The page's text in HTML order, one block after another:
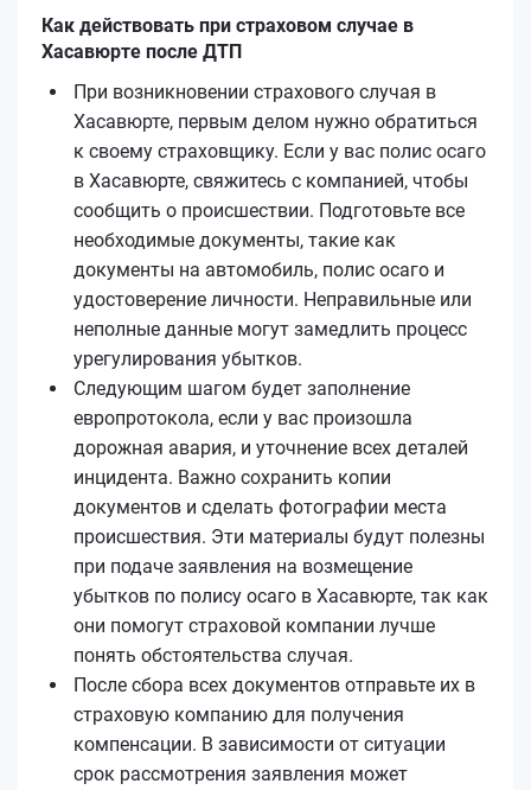
Как действовать при страховом случае в
Хасавюрте после ДТП
При возникновении страхового случая в
Хасавюрте, первым делом нужно обратиться
к своему страховщику. Если у вас полис осаго
в Хасавюрте, свяжитесь с компанией, чтобы
сообщить о происшествии. Подготовьте все
необходимые документы, такие как
документы на автомобиль, полис осаго и
удостоверение личности. Неправильные или
неполные данные могут замедлить процесс
урегулирования убытков.
Следующим шагом будет заполнение
европротокола, если у вас произошла
дорожная авария, и уточнение всех деталей
инцидента. Важно сохранить копии
документов и сделать фотографии места
происшествия. Эти материалы будут полезны
при подаче заявления на возмещение
убытков по полису осаго в Хасавюрте, так как
они помогут страховой компании лучше
понять обстоятельства случая.
После сбора всех документов отправьте их в
страховую компанию для получения
компенсации. В зависимости от ситуации
срок рассмотрения заявления может